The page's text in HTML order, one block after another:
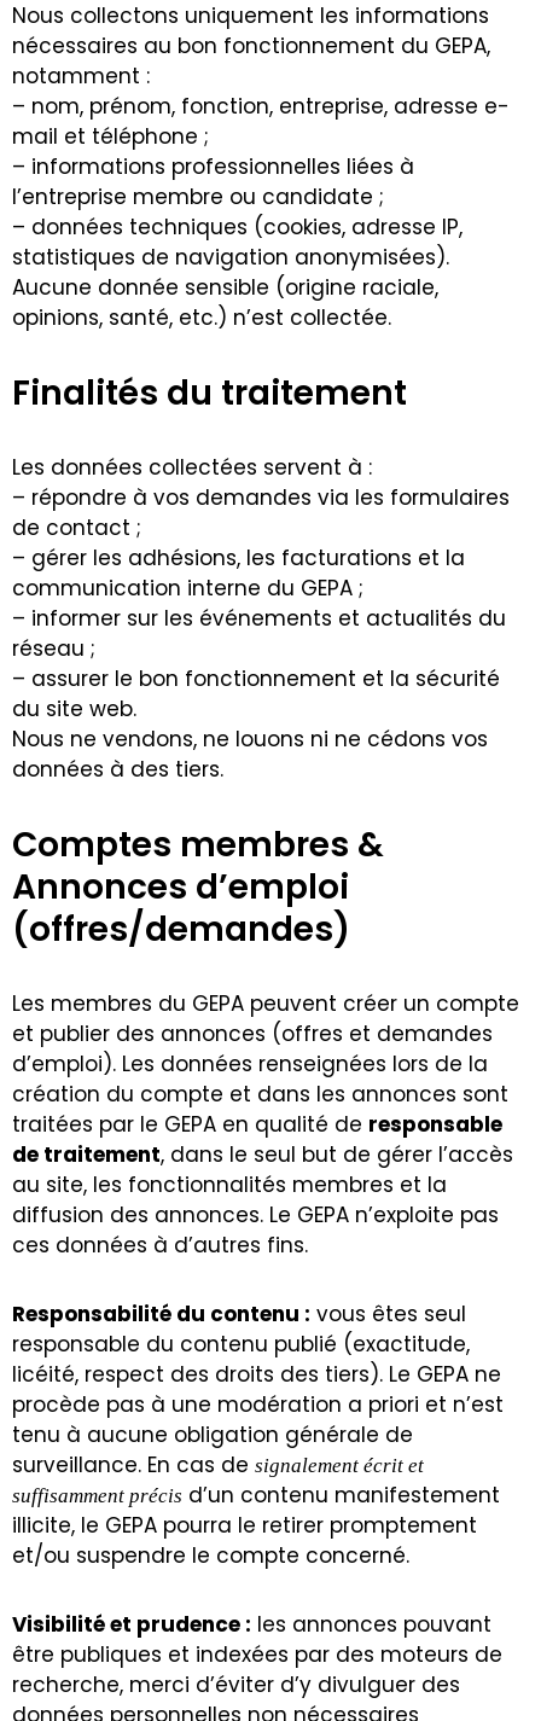
Nous collectons uniquement les informations
nécessaires au bon fonctionnement du GEPA,
notamment :
– nom, prénom, fonction, entreprise, adresse e-
mail et téléphone ;
– informations professionnelles liées à
l’entreprise membre ou candidate ;
– données techniques (cookies, adresse IP,
statistiques de navigation anonymisées).
Aucune donnée sensible (origine raciale,
opinions, santé, etc.) n’est collectée.
Finalités du traitement
Les données collectées servent à :
– répondre à vos demandes via les formulaires
de contact ;
– gérer les adhésions, les facturations et la
communication interne du GEPA ;
– informer sur les événements et actualités du
réseau ;
– assurer le bon fonctionnement et la sécurité
du site web.
Nous ne vendons, ne louons ni ne cédons vos
données à des tiers.
Comptes membres &
Annonces d’emploi
(offres/demandes)
Les membres du GEPA peuvent créer un compte
et publier des annonces (offres et demandes
d’emploi). Les données renseignées lors de la
création du compte et dans les annonces sont
traitées par le GEPA en qualité de responsable
de traitement, dans le seul but de gérer l’accès
au site, les fonctionnalités membres et la
diffusion des annonces. Le GEPA n’exploite pas
ces données à d’autres fins.
Responsabilité du contenu : vous êtes seul
responsable du contenu publié (exactitude,
licéité, respect des droits des tiers). Le GEPA ne
procède pas à une modération a priori et n’est
tenu à aucune obligation générale de
surveillance. En cas de signalement écrit et
suffisamment précis d’un contenu manifestement
illicite, le GEPA pourra le retirer promptement
et/ou suspendre le compte concerné.
Visibilité et prudence : les annonces pouvant
être publiques et indexées par des moteurs de
recherche, merci d’éviter d’y divulguer des
données personnelles non nécessaires